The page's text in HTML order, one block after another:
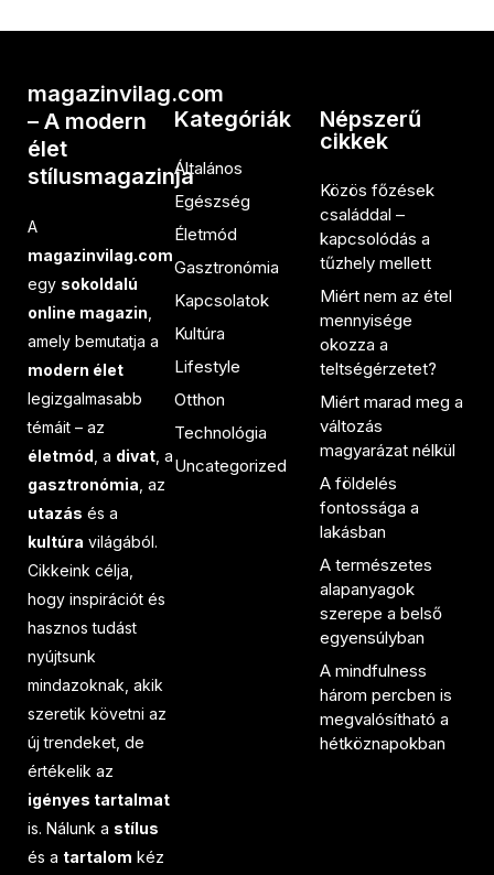
magazinvilag.com
– A modern
élet
stílusmagazinja
A
magazinvilag.com
egy sokoldalú
online magazin
amely bemutatja a
modern élet
legizgalmasabb
témáit – az
életmód , a divat , a
gasztronómia , az
utazás és a
kultúra világából.
Cikkeink célja,
hogy inspirációt és
hasznos tudást
nyújtsunk
mindazoknak, akik
szeretik követni az
új trendeket, de
értékelik az
igényes tartalmat
is. Nálunk a stílus
és a tartalom kéz
Kategóriák
Általános
Egészség
Életmód
Gasztronómia
Kapcsolatok
Kultúra
Lifestyle
Otthon
Technológia
Uncategorized
Népszerű
cikkek
Közös főzések
családdal –
kapcsolódás a
tűzhely mellett
Miért nem az étel
mennyisége
okozza a
teltségérzetet?
Miért marad meg a
változás
magyarázat nélkül
A földelés
fontossága a
lakásban
A természetes
alapanyagok
szerepe a belső
egyensúlyban
A mindfulness
három percben is
megvalósítható a
hétköznapokban